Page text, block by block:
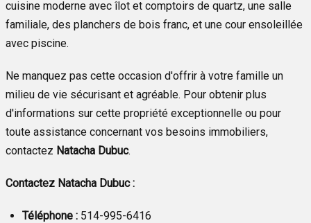
cuisine moderne avec îlot et comptoirs de quartz, une salle
familiale, des planchers de bois franc, et une cour ensoleillée
avec piscine.
Ne manquez pas cette occasion d'offrir à votre famille un
milieu de vie sécurisant et agréable. Pour obtenir plus
d'informations sur cette propriété exceptionnelle ou pour
toute assistance concernant vos besoins immobiliers,
contactez Natacha Dubuc.
Contactez Natacha Dubuc :
Téléphone : 514-995-6416